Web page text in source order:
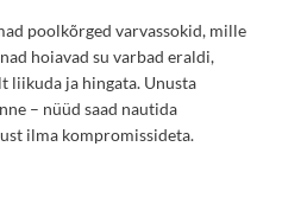
poolkõrged varvassokid, mille
hoiavad su varbad eraldi,
liikuda ja hingata. Unusta
– nüüd saad nautida
ilma kompromissideta.